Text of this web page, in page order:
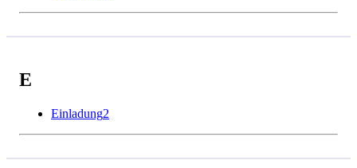
E
Einladung2